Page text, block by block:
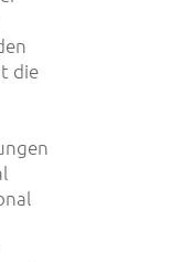
die